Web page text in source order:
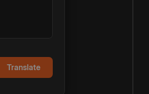
Translate